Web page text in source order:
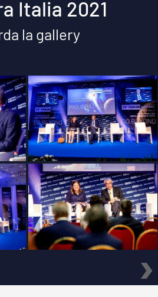
Italia 2021
la gallery
›